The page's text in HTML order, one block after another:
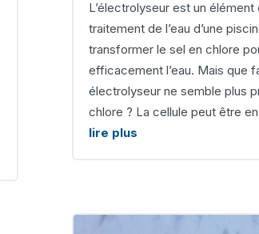
L’électrolyseur est un élément
traitement de l’eau d’une
transformer le sel en chlore
efficacement l’eau. Mais que
électrolyseur ne semble plus
chlore ? La cellule peut être
lire plus